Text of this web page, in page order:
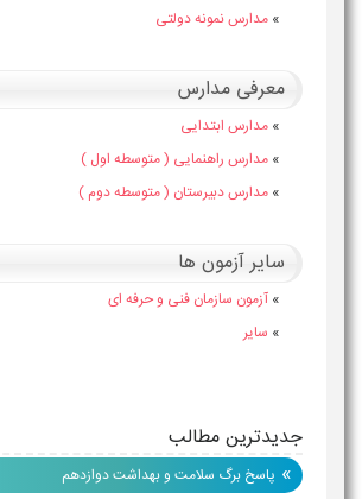
» مدارس نمونه دولتی
معرفی مدارس
» مدارس ابتدایی
» مدارس راهنمایی ( متوسطه اول )
» مدارس دبیرستان ( متوسطه دوم )
سایر آزمون ها
» آزمون سازمان فنی و حرفه ای
» سایر
جدیدترین مطالب
» پاسخ برگ سلامت و بهداشت دوازدهم